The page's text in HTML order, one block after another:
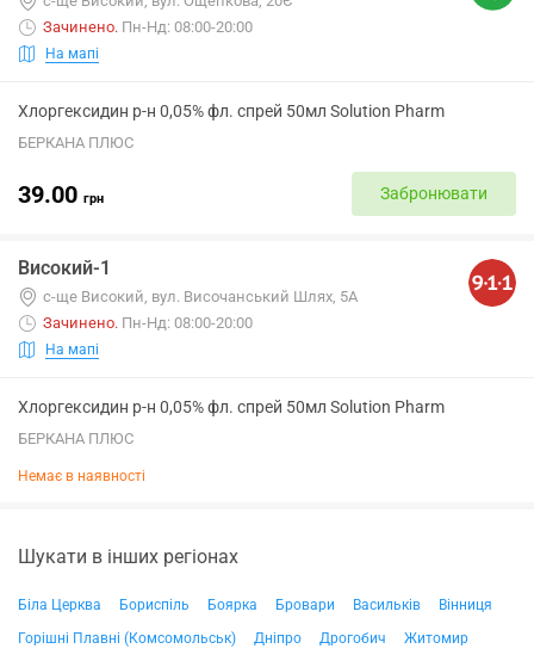
Зачинено. Пн-Нд: 08:00-20:00
На мапі
Хлоргексидин р-н 0,05% фл. спрей 50мл Solution Pharm
БЕРКАНА ПЛЮС
39.00 грн Забронювати
Високий-1
с-ще Високий, вул. Височанський Шлях, 5А
Зачинено. Пн-Нд: 08:00-20:00
На мапі
Хлоргексидин р-н 0,05% фл. спрей 50мл Solution Pharm
БЕРКАНА ПЛЮС
Немає в наявності
Шукати в інших регіонах
Біла Церква Бориспіль Боярка Бровари Васильків
Вінниця
Горішні Плавні (Комсомольськ)
Дніпро Дрогобич
Житомир